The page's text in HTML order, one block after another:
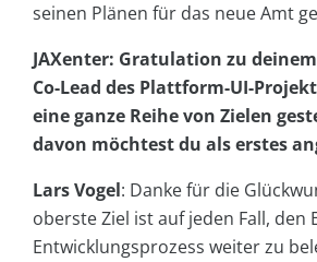
seinen Plänen für das neue Amt
JAXenter: Gratulation zu
Co-Lead des Plattform-UI-
eine ganze Reihe von Zielen
davon möchtest du als erstes
Lars Vogel: Danke für die
oberste Ziel ist auf jeden Fall, den
Entwicklungsprozess weiter zu